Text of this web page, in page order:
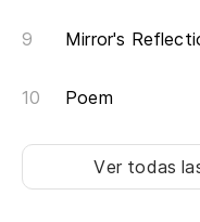
Mirror's
Poem
Ver todas